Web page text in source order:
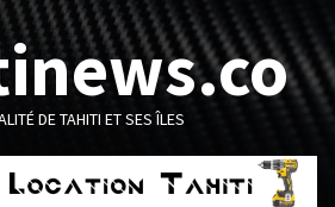
DE TAHITI ET SES ÎLES